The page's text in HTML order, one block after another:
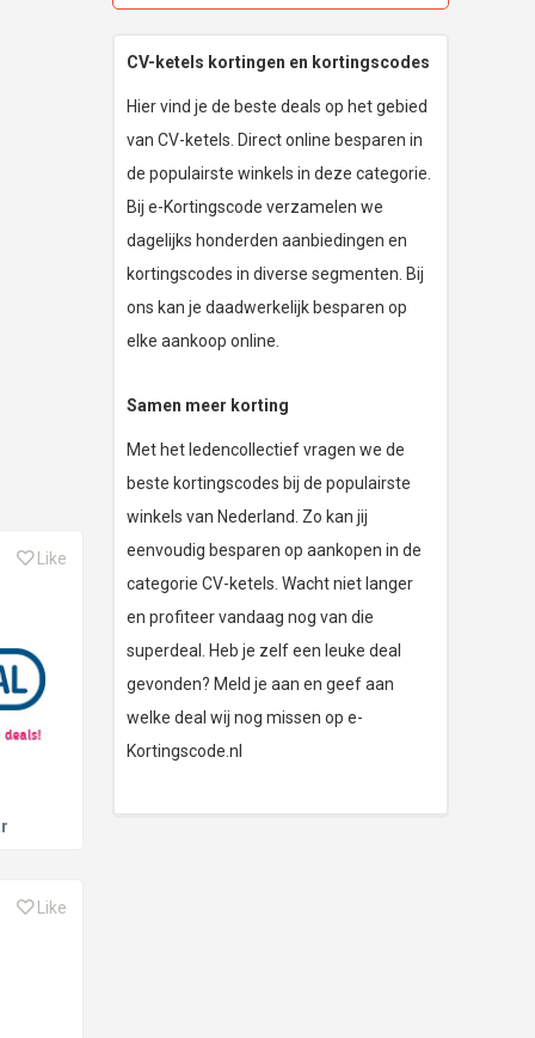
Like
Like
CV-ketels kortingen en kortingscodes
Hier vind je de beste deals op het gebied
van CV-ketels. Direct online besparen in
de populairste winkels in deze categorie.
Bij e-Kortingscode verzamelen we
dagelijks honderden aanbiedingen en
kortingscodes in diverse segmenten. Bij
ons kan je daadwerkelijk besparen op
elke aankoop online.
Samen meer korting
Met het ledencollectief vragen we de
beste kortingscodes bij de populairste
winkels van Nederland. Zo kan jij
eenvoudig besparen op aankopen in de
categorie CV-ketels. Wacht niet langer
en profiteer vandaag nog van die
superdeal. Heb je zelf een leuke deal
gevonden? Meld je aan en geef aan
welke deal wij nog missen op e-
Kortingscode.nl